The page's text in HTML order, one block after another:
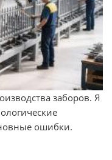
заборов. Я
ошибки.